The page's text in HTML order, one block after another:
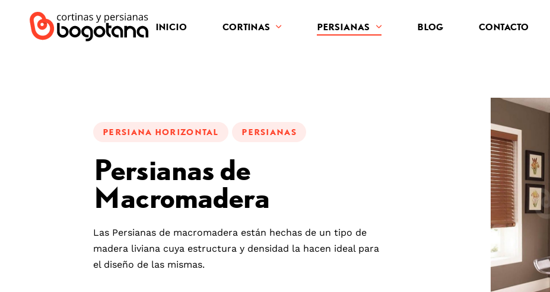
INICIO CORTINAS PERSIANAS BLOG CONTACTO
PERSIANA HORIZONTAL PERSIANAS
Persianas de
Macromadera
Las Persianas de macromadera están hechas de un tipo de
madera liviana cuya estructura y densidad la hacen ideal para
el diseño de las mismas.